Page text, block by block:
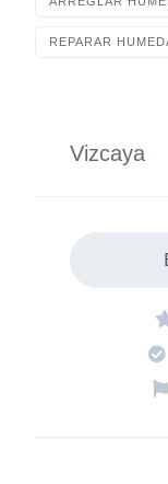
e
o
k
REPARAR
Vizcaya